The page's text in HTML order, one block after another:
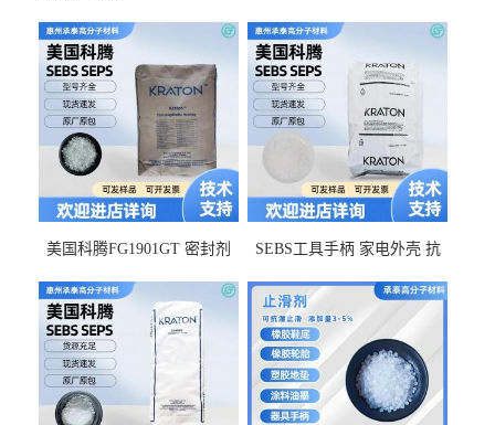
美国科腾FG1901GT 密封剂
佳 透明级
SEBS工具手柄 家电外壳 抗
耐候G1653VO